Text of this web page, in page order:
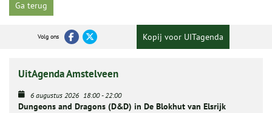
Ga terug
Volg ons Kopij voor UITagenda
UitAgenda Amstelveen
6 augustus 2026 18:00-22:00
Dungeons and Dragons (D&D) in De Blokhut van Elsrijk